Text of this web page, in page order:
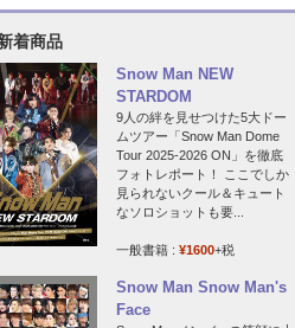
着商品
Snow Man NEW
STARDOM
9人の絆を見せつけた5大ドー
ムツアー「Snow Man Dome
Tour 2025-2026 ON」を徹底
フォトレポート！ ここでしか
見られないクール＆キュート
なソロショットも要...
一般書籍 : ¥1600+税
Snow Man Snow Man's
Face